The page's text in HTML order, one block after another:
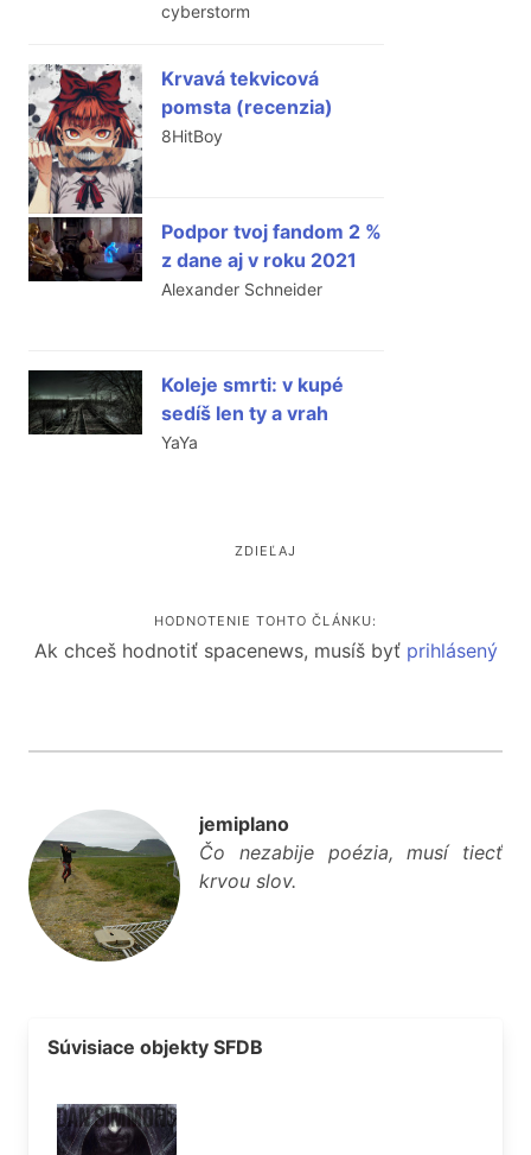
cyberstorm
Krvavá tekvicová
pomsta (recenzia)
8HitBoy
Podpor tvoj fandom 2 %
z dane aj v roku 2021
Alexander Schneider
Koleje smrti: v kupé
sedíš len ty a vrah
YaYa
ZDIEĽAJ
HODNOTENIE TOHTO ČLÁNKU:
Ak chceš hodnotiť spacenews, musíš byť prihlásený
jemiplano
Čo nezabije poézia, musí tiecť
krvou slov.
Súvisiace objekty SFDB